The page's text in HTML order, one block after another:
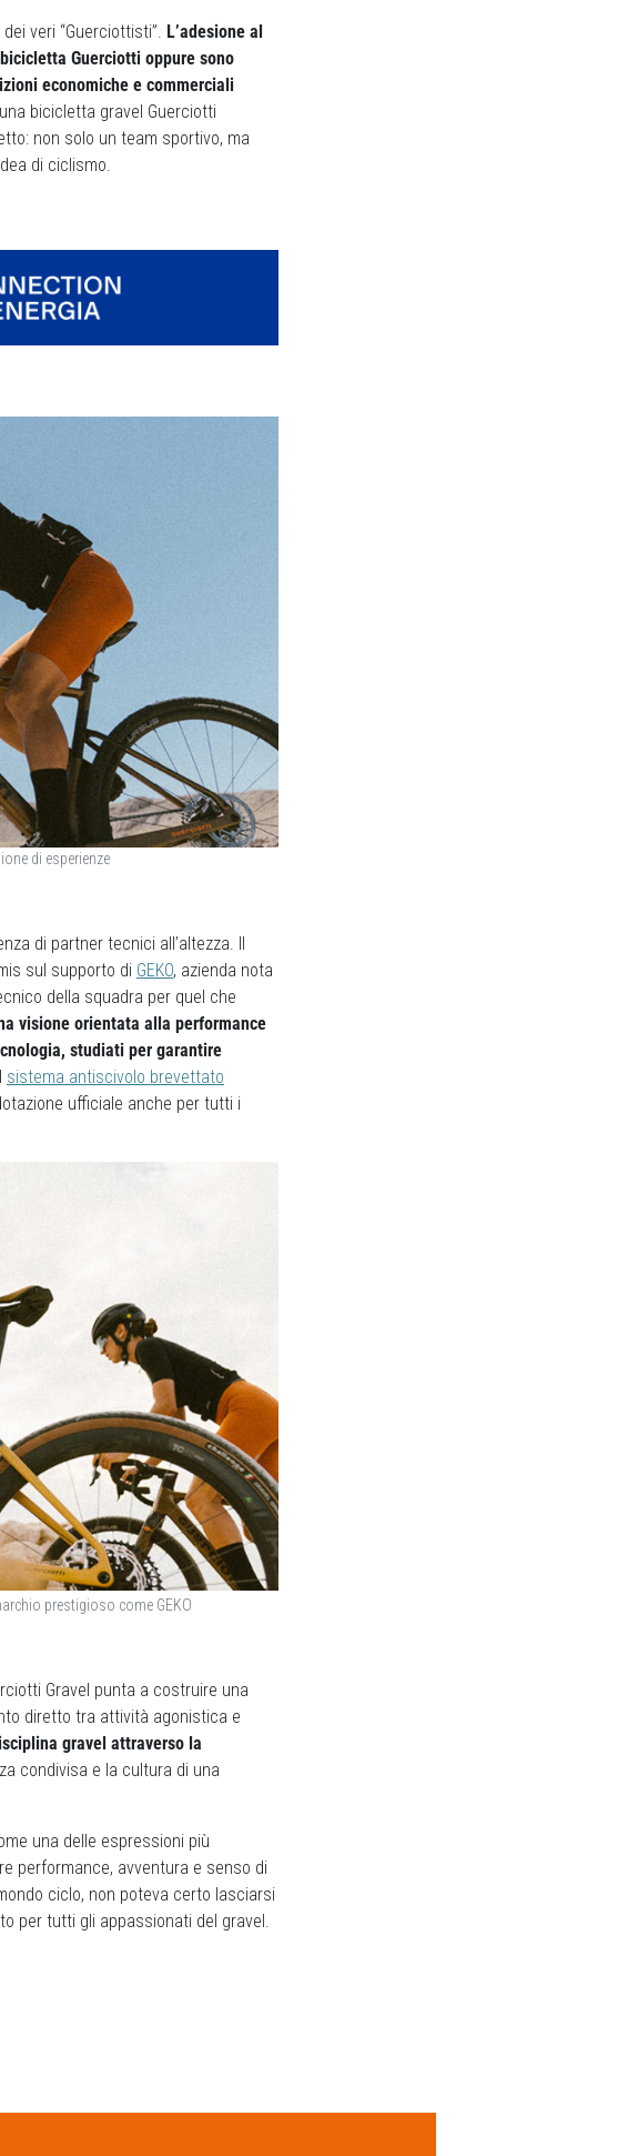
veri “Guerciottisti”. L’adesione al
Guerciotti oppure sono
economiche e commerciali
bicicletta gravel Guerciotti
non solo un team sportivo, ma
di ciclismo.
di esperienze
di partner tecnici all’altezza. Il
sul supporto di GEKO, azienda nota
della squadra per quel che
visione orientata alla performance
studiati per garantire
sistema antiscivolo brevettato
ufficiale anche per tutti i
prestigioso come GEKO
Gravel punta a costruire una
diretto tra attività agonistica e
gravel attraverso la
condivisa e la cultura di una
una delle espressioni più
performance, avventura e senso di
ciclo, non poteva certo lasciarsi
per tutti gli appassionati del gravel.